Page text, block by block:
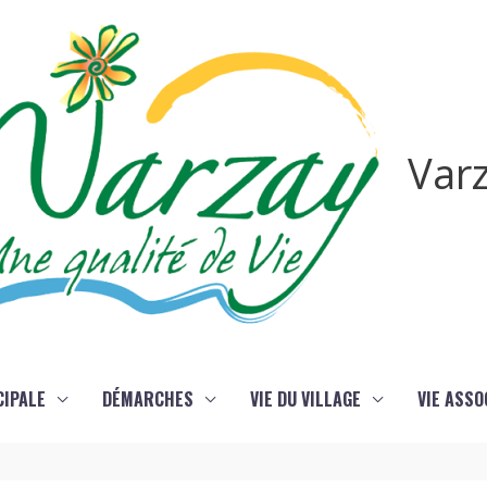
DÉMARCHES VIE DU VILLAGE VIE